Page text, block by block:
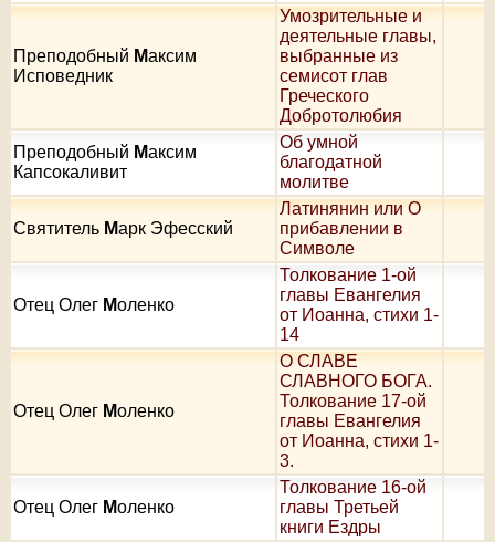
Преподобный Максим
Исповедник
Умозрительные и
деятельные главы,
выбранные из
семисот глав
Греческого
Добротолюбия
Преподобный Максим
Капсокаливит
Об умной
благодатной
молитве
Святитель Марк Эфесский
Латинянин или О
прибавлении в
Символе
Отец Олег Моленко
Толкование 1-ой
главы Евангелия
от Иоанна, стихи 1-
14
Отец Олег Моленко
О СЛАВЕ
СЛАВНОГО БОГА.
Толкование 17-ой
главы Евангелия
от Иоанна, стихи 1-
3.
Отец Олег Моленко
Толкование 16-ой
главы Третьей
книги Ездры